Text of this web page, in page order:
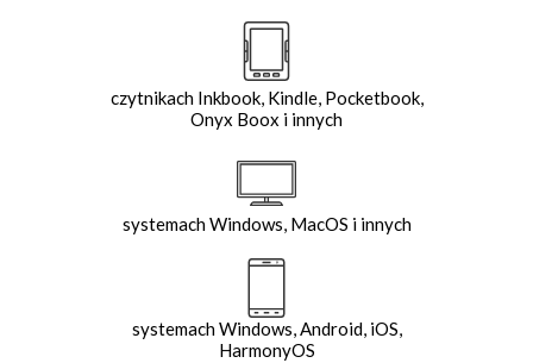
czytnikach Inkbook, Kindle, Pocketbook,
Onyx Boox i innych
systemach Windows, MacOS i innych
systemach Windows, Android, iOS,
HarmonyOS